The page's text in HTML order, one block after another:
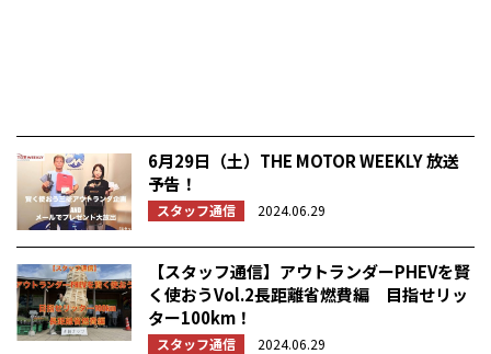
6月29日（土）THE MOTOR WEEKLY 放送
予告！
スタッフ通信 2024.06.29
【スタッフ通信】アウトランダーPHEVを賢
く使おうVol.2長距離省燃費編 目指せリッ
ター100km！
スタッフ通信 2024.06.29